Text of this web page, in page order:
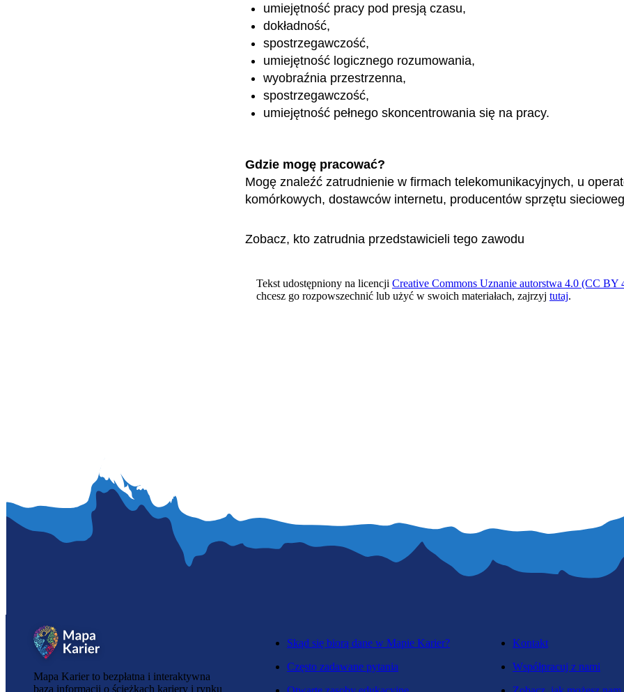
umiejętność pracy pod presją czasu,
dokładność,
spostrzegawczość,
umiejętność logicznego rozumowania,
wyobraźnia przestrzenna,
spostrzegawczość,
umiejętność pełnego skoncentrowania się na pracy.
Gdzie mogę pracować?
Mogę znaleźć zatrudnienie w firmach telekomunikacyjnych, u
komórkowych, dostawców internetu, producentów sprzętu
Zobacz, kto zatrudnia przedstawicieli tego zawodu
Tekst udostępniony na licencji Creative Commons Uznanie autorstwa 4.0 (CC BY
chcesz go rozpowszechnić lub użyć w swoich materiałach, zajrzyj tutaj.
Mapa Karier to bezpłatna i interaktywna
baza informacji o ścieżkach kariery i rynku
Skąd się biorą dane w Mapie Karier?
Często zadawane pytania
Kontakt
Współpracuj z nami